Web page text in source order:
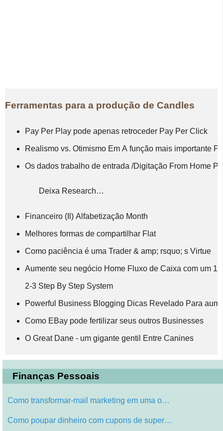
Ferramentas para a produção de Candles
Pay Per Play pode apenas retroceder Pay Per Click
Realismo vs. Otimismo Em A função mais importante
Os dados trabalho de entrada /Digitação From Home
Deixa Research…
Financeiro (Il) Alfabetização Month
Melhores formas de compartilhar Flat
Como paciência é uma Trader & amp; rsquo; s Virtue
Aumente seu negócio Home Fluxo de Caixa com um 1-
2-3 Step By Step System
Powerful Business Blogging Dicas Revelado Para
Como EBay pode fertilizar seus outros Businesses
O Great Dane - um gigante gentil Entre Canines
Finanças Pessoais
Como transformar-mail marketing em uma o…
Como poupar dinheiro com cupons de super…